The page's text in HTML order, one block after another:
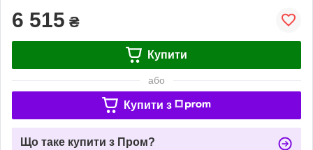
6 515 ₴
Купити
або
Купити з
Що таке купити з Пром?